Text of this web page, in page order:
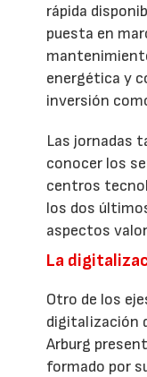
rápida
puesta en
energética y
inversión
Las jornadas
conocer los
centros
los dos
aspectos
La
Otro de los
digitalización
Arburg
formado por